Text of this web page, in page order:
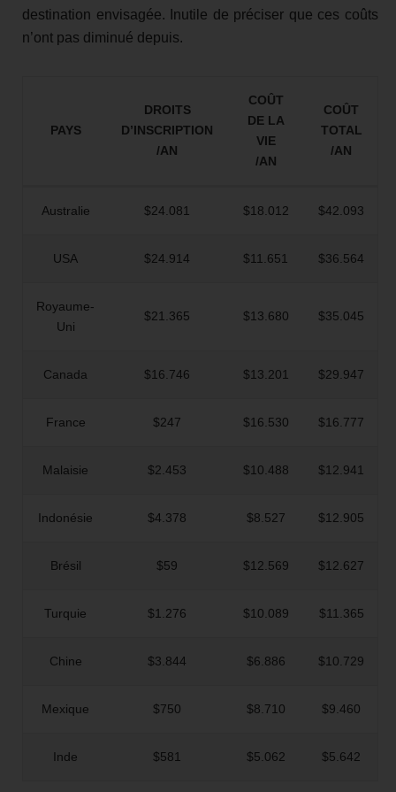
destination envisagée. Inutile de préciser que ces coûts
n’ont pas diminué depuis.
PAYS
DROITS
D’INSCRIPTION
/AN
COÛT
DE LA
VIE
/AN
COÛT
TOTAL
/AN
Australie $24.081 $18.012 $42.093
USA $24.914 $11.651 $36.564
Royaume‐
Uni
$21.365 $13.680 $35.045
Canada $16.746 $13.201 $29.947
France $247 $16.530 $16.777
Malaisie $2.453 $10.488 $12.941
Indonésie $4.378 $8.527 $12.905
Brésil $59 $12.569 $12.627
Turquie $1.276 $10.089 $11.365
Chine $3.844 $6.886 $10.729
Mexique $750 $8.710 $9.460
Inde $581 $5.062 $5.642